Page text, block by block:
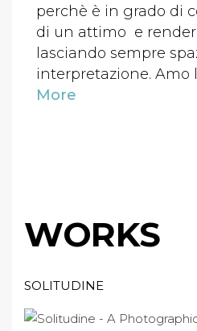
perchè è in grado di
di un attimo e
lasciando sempre
interpretazione. Amo
More
WORKS
SOLITUDINE